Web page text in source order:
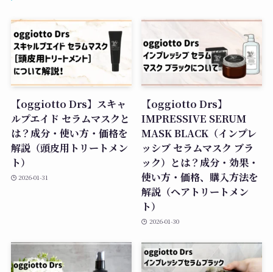
【oggiotto Drs】スキャ
ルプエイド セラムマスクと
は？成分・使い方・価格を
解説（頭皮用トリートメン
ト）
2026-01-31
【oggiotto Drs】
IMPRESSIVE SERUM
MASK BLACK（インプレ
ッシブ セラムマスク ブラ
ック）とは？成分・効果・
使い方・価格、購入方法を
解説（ヘアトリートメン
ト）
2026-01-30